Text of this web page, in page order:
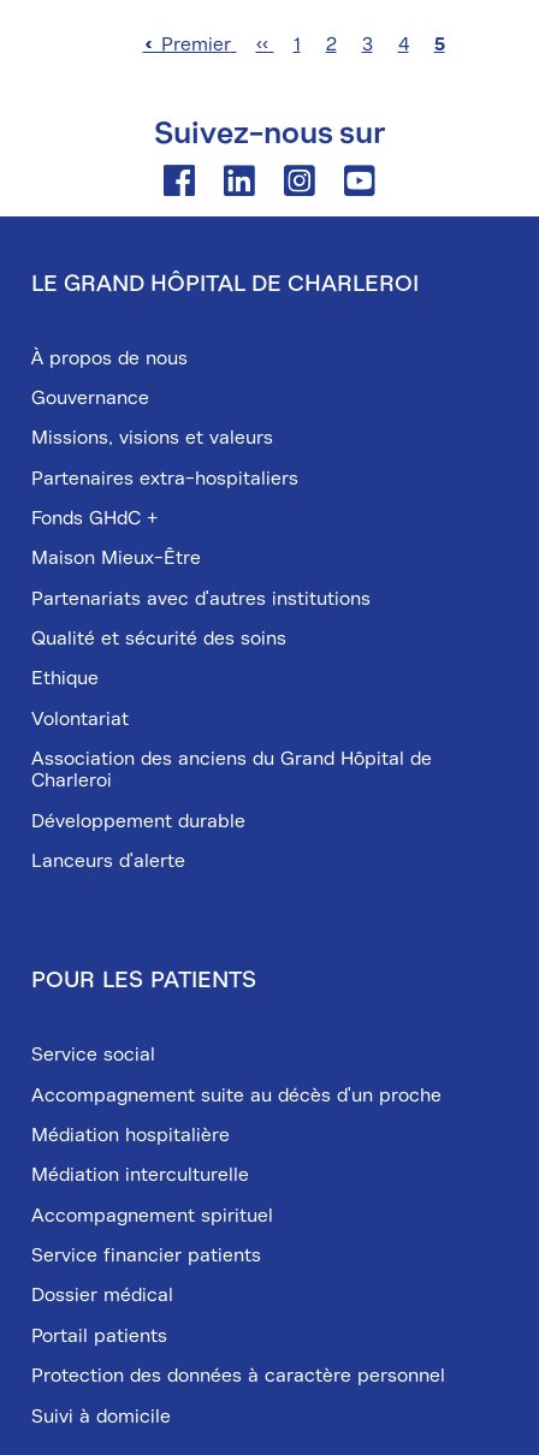
Première
« Premier
Page
‹‹ Page
1 Page
2 Page
3 Page
4
Page
5
Suivez-nous sur
FacebookLinkedinInstagramYoutube
de
page
LE GRAND HÔPITAL DE CHARLEROI
À propos de nous
Gouvernance
Missions, visions et valeurs
Partenaires extra-hospitaliers
Fonds GHdC +
Maison Mieux-Être
Partenariats avec d'autres institutions
Qualité et sécurité des soins
Ethique
Volontariat
Association des anciens du Grand Hôpital de
Charleroi
Développement durable
Lanceurs d'alerte
POUR LES PATIENTS
Service social
Accompagnement suite au décès d'un proche
Médiation hospitalière
Médiation interculturelle
Accompagnement spirituel
Service financier patients
Dossier médical
Portail patients
Protection des données à caractère personnel
Suivi à domicile